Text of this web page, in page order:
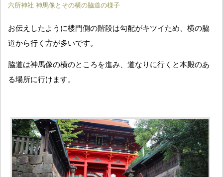
六所神社 神馬像とその横の脇道の様子
お伝えしたように楼門側の階段は勾配がキツイため、横の脇
道から行く方が多いです。
脇道は神馬像の横のところを進み、道なりに行くと本殿のあ
る場所に行けます。